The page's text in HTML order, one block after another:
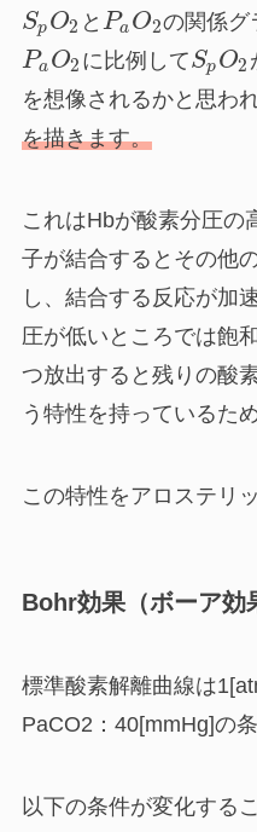
Sp O2 とPa O2の関係グ
Pa O2 に比例してSp O2
を想像されるかと思わ
を描きます。
これはHbが酸素分圧の
子が結合するとその他
し、結合する反応が加
圧が低いところでは飽
つ放出すると残りの酸
う特性を持っているた
この特性をアロステリ
Bohr効果（ボーア効
標準酸素解離曲線は
PaCO2：40[mmHg]の
以下の条件が変化する